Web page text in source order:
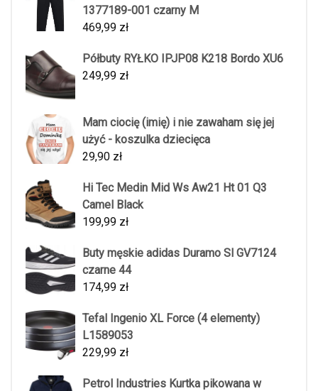
1377189-001 czarny M
469,99 zł
Półbuty RYŁKO IPJP08 K218 Bordo XU6
249,99 zł
Mam ciocię (imię) i nie zawaham się jej
użyć - koszulka dziecięca
29,90 zł
Hi Tec Medin Mid Ws Aw21 Ht 01 Q3
Camel Black
199,99 zł
Buty męskie adidas Duramo Sl GV7124
czarne 44
174,99 zł
Tefal Ingenio XL Force (4 elementy)
L1589053
229,99 zł
Petrol Industries Kurtka pikowana w